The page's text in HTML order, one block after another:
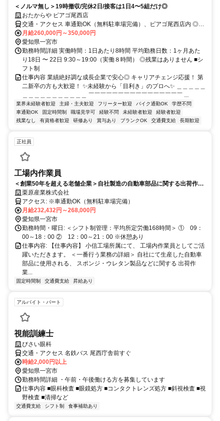
＜ノルマ無し＞19時撤収/完休2日/接客は1日4〜5組だけ◎
おたからや ピアゴ尾西店
交通・アクセス 車通勤OK（無料駐車場完備）、ピアゴ尾西店内 ◎名
鉄尾西線奥町駅～車で6分
月給260,000円～350,000円
愛知県一宮市
勤務時間詳細 実働時間：1日あたり8時間 平均勤務日数：1ヶ月あた
り18日 〜 22日 9:30～19:00（実働８時間） ◎残業はありません ■シ
フト制
仕事内容 業績絶好調な成長企業で安心◎ キャリアチェンジ応援！ 第
二新卒の方も大歓迎！ ✨未経験から「目利き」のプロへ✨ ＿＿＿＿＿
＿＿＿＿＿＿＿＿＿＿＿ ￣￣￣￣￣￣￣￣￣￣￣￣￣￣￣￣ ...
業界未経験者歓迎 主婦・主夫歓迎 フリーター歓迎 バイク通勤OK
学歴不問
車通勤OK
固定時間制 職場見学可 経験不問 未経験者歓迎
経験者歓迎
残業なし
有資格者歓迎 研修あり 賞与あり ブランクOK 交通費支給 長期歓迎
正社員
工場内作業員
＜創業50年を超える老舗企業＞自社製造の自動車部品に関する出荷作業
や外部委託スタッフへの加工指示業務をお任せ（昼食支給制度あり）
栗原産業株式会社
アクセス: ※車通勤OK（無料駐車場完備）
月給232,432円～268,000円
愛知県一宮市
勤務時間・曜日: ＜シフト制管理：平均所定労働168時間＞ ① 09：
00～18：00 ② 12：00～21：00 ※休憩あり
仕事内容: 【仕事内容】 小信工場所属にて、 工場内作業員としてご活
躍いただきます。 ＜一番行う業務の詳細＞ 自社にて生産した自動車
部品に使用される、 スポンジ・ウレタン製品などに関する 出荷作
業...
固定時間制 交通費支給 昇給あり
アルバイト・パート
視能訓練士
びさい眼科
交通・アクセス 名鉄バス 尾西庁舎前すぐ
時給2,000円以上
愛知県一宮市
勤務時間詳細 ・午前・午後働ける方を募集しています
仕事内容 ■眼科検査 ■眼鏡処方 ■コンタクトレンズ処方 ■斜視検査 ■視
野検査 ■清掃など
交通費支給 シフト制 食事補助あり